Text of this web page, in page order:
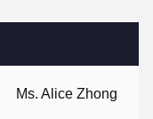
Ms. Alice Zhong